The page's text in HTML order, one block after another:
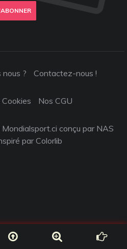
nous ? Contactez-nous !
Nos CGU
conçu par NAS
parColorlib